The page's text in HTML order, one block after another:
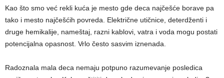
Kao što smo već rekli kuća je mesto gde deca najčešće borave pa
tako i mesto najčešćih povreda. Električne utičnice, deterdženti i
druge hemikalije, nameštaj, razni kablovi, vatra i voda mogu postati
potencijalna opasnost. Vrlo često sasvim iznenada.
Radoznala mala deca nemaju potpuno razumevanje posledica